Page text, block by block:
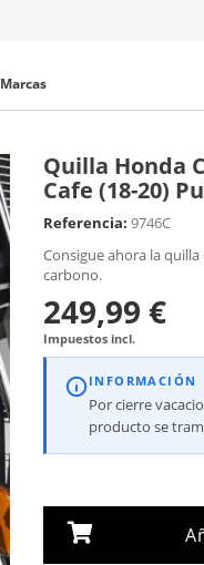
Marcas
Quilla Honda
Cafe (18-20)
Referencia: 9746C
Consigue ahora la
carbono.
249,99 €
Impuestos incl.
INFORMACIÓN
Por cierre
producto se